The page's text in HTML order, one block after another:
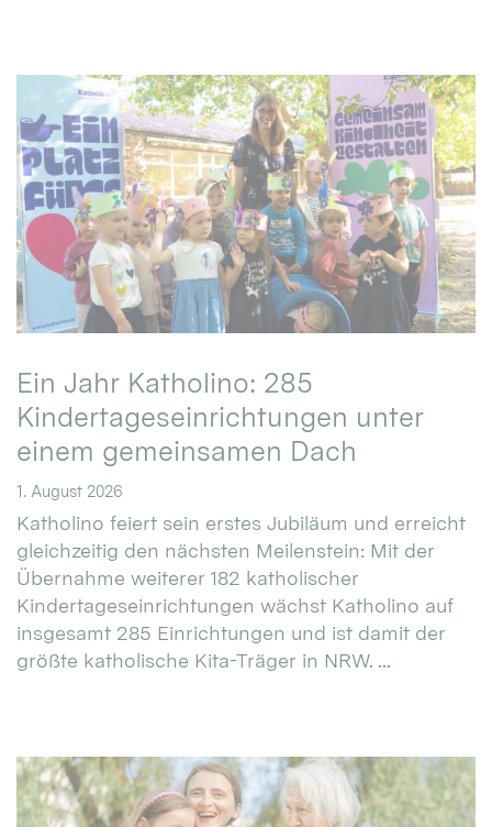
Ein Jahr Katholino: 285
Kindertageseinrichtungen unter
einem gemeinsamen Dach
1. August 2026
Katholino feiert sein erstes Jubiläum und erreicht
gleichzeitig den nächsten Meilenstein: Mit der
Übernahme weiterer 182 katholischer
Kindertageseinrichtungen wächst Katholino auf
insgesamt 285 Einrichtungen und ist damit der
größte katholische Kita-Träger in NRW. ...